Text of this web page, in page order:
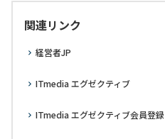
関連リンク
経営者JP
ITmedia エグゼクティブ
ITmedia エグゼクティブ会員登録